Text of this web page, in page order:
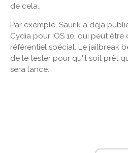
de cela..
Par exemple, Saurik a déjà
Cydia pour iOS 10, qui peut
référentiel spécial. Le jailbreak
de le tester pour qu'il soit prêt
sera lancé.